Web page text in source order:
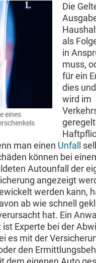
eines
Die
als
in
muss,
für ein
dies
wird im
man einen Unfall
können bei
Autounfall der
angezeigt
werden kann,
ab wie schnell
hat. Ein
Experte bei der
es mit der
den